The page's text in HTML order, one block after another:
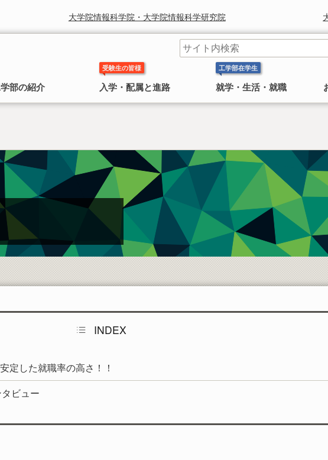
大学院情報科学院・大学院情報科学研究院
部の紹介
より豊かに
ての工学を
ます。
工学部長より皆様へのごあいさつ
概要
受験生の皆様
入学・配属と進路
所属と工
いてご案
工学部には 応用理工系学科，情報エレクトロニクス学科，
機械知能工学科，環境社会工学科 の4学科 があります。
工学部在学生
就学・生活・就職
日本学生支援機構(旧 日本育英会)奨学金のお知ら
せ
民間奨学金のお知らせ
方の請求
工学研究院図書館
ーベル化学賞受賞
2010年にノーベル化学賞を受賞した鈴
木章名誉教授の特集
工学院・工学研究院
情報科学院・情報科学研究院
総合化学院
公共政策大学院
INDEX
定した就職率の高さ！！
ビュー